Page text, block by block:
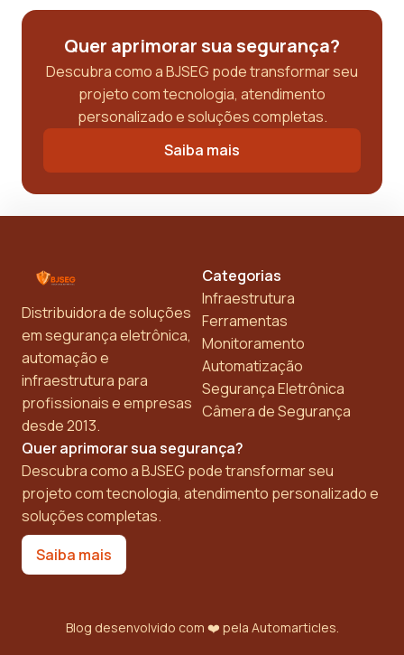
Quer aprimorar sua segurança?
Descubra como a BJSEG pode transformar seu
projeto com tecnologia, atendimento
personalizado e soluções completas.
Saiba mais
Distribuidora de soluções
em segurança eletrônica,
automação e
infraestrutura para
profissionais e empresas
desde 2013.
Categorias
Infraestrutura
Ferramentas
Monitoramento
Automatização
Segurança Eletrônica
Câmera de Segurança
Quer aprimorar sua segurança?
Descubra como a BJSEG pode transformar seu
projeto com tecnologia, atendimento personalizado e
soluções completas.
Saiba mais
Blog desenvolvido com ❤️ pela Automarticles